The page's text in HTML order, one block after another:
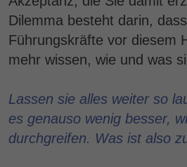
Dilemma besteht darin,
Führungskräfte vor diesem
mehr wissen, wie und was
Lassen sie alles weiter so
es genauso wenig besser,
durchgreifen. Was ist also